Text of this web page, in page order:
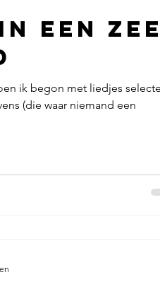
een zee
ik begon met liedjes
(die waar niemand een